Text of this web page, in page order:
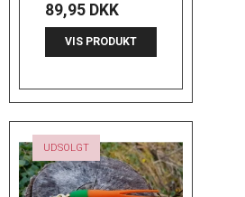
89,95 DKK
VIS PRODUKT
UDSOLGT